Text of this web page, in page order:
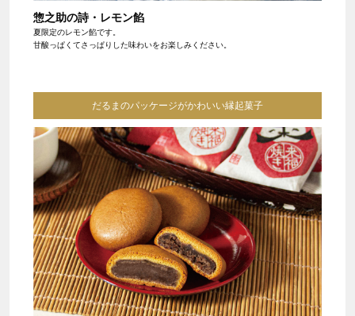
惣之助の詩・レモン餡
夏限定のレモン餡です。
甘酸っぱくてさっぱりした味わいをお楽しみください。
だるまのパッケージがかわいい縁起菓子